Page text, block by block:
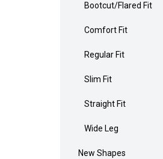
Bootcut/Flared Fit
Comfort Fit
Regular Fit
Slim Fit
Straight Fit
Wide Leg
New Shapes